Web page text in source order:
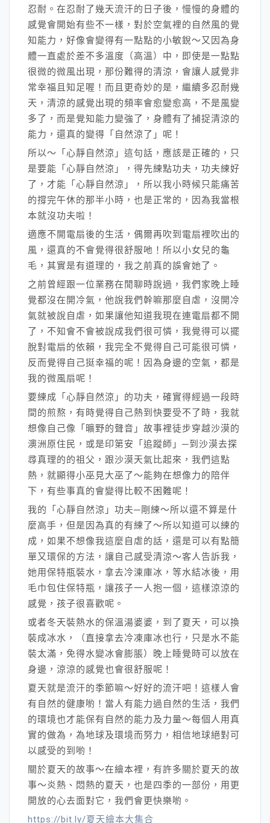
忍耐。在忍耐了幾天流汗的日子後，慢慢的身體的
感覺會開始有些不一樣，對於空氣裡的自然風的覺
知能力，好像會變得有一點點的小敏銳～又因為身
體一直處於差不多溫度（高溫）中，即使是一點點
很微的微風出現，那份難得的清涼，會讓人感覺非
常幸福且知足喔！而且更奇妙的是，繼續多忍耐幾
天，清涼的感覺出現的頻率會愈變愈高，不是風變
多了，而是覺知能力變強了，身體有了捕捉清涼的
能力，還真的變得「自然涼了」呢！
所以～「心靜自然涼」這句話，應該是正確的，只
是要能「心靜自然涼」，得先練點功夫，功夫練好
了，才能「心靜自然涼」，所以我小時候只能痛苦
的撐完午休的那半小時，也是正常的，因為我當根
本就沒功夫啦！
適應不開電扇後的生活，偶爾再吹到電扇裡吹出的
風，還真的不會覺得很舒服吔！所以小女兒的龜
毛，其實是有道理的，我之前真的誤會她了。
之前曾經跟一位業務在閒聊時說過，我們家晚上睡
覺都沒在開冷氣，他說我們幹嘛那麼自虐，沒開冷
氣就被說自虐，如果讓他知道我現在連電扇都不開
了，不知會不會被說成我們很可憐，我覺得可以擺
脫對電扇的依賴，我完全不覺得自己可能很可憐，
反而覺得自己挺幸福的呢！因為身邊的空氣，都是
我的微風扇呢！
要練成「心靜自然涼」的功夫，確實得經過一段時
間的煎熬，有時覺得自己熱到快要受不了時，我就
想像自己像「曠野的聲音」故事裡徒步穿越沙漠的
澳洲原住民，或是印第安「追蹤師」─到沙漠去探
尋真理的的祖父，跟沙漠天氣比起來，我們這點
熱，就顯得小巫見大巫了～能夠在想像力的陪伴
下，有些事真的會變得比較不困難呢！
我的「心靜自然涼」功夫─剛練～所以還不算是什
麼高手，但是因為真的有練了～所以知道可以練的
成，如果不想像我這麼自虐的話，還是可以有點簡
單又環保的方法，讓自己感受清涼～客人告訴我，
她用保特瓶裝水，拿去冷涷庫冰，等水結冰後，用
毛巾包住保特瓶，讓孩子一人抱一個，這樣涼涼的
感覺，孩子很喜歡呢。
或者冬天裝熱水的保溫湯婆婆，到了夏天，可以換
裝成冰水，（直接拿去冷凍庫冰也行，只是水不能
裝太滿，免得水變冰會膨脹）晚上睡覺時可以放在
身邊，涼涼的感覺也會很舒服呢！
夏天就是流汗的季節嘛～好好的流汗吧！這樣人會
有自然的健康喲！當人有能力過自然的生活，我們
的環境也才能保有自然的能力及力量～每個人用真
實的做為，為地球及環境而努力，相信地球絕對可
以感受的到喲！
關於夏天的故事～在繪本裡，有許多關於夏天的故
事～炎熱、悶熱的夏天，也是四季的一部份，用更
開放的心去面對它，我們會更快樂喲。
https://bit.ly/夏天繪本大集合